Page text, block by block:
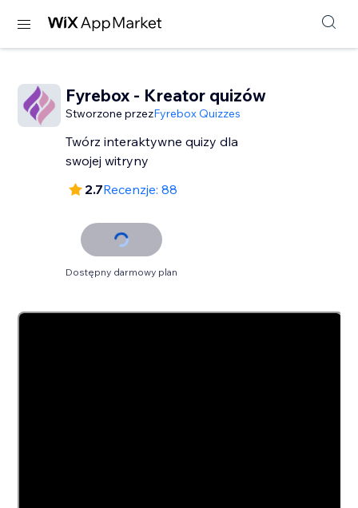
Fyrebox - Kreator quizów
Stworzone przezFyrebox Quizzes
Twórz interaktywne quizy dla
swojej witryny
2.7Recenzje: 88
Dostępny darmowy plan